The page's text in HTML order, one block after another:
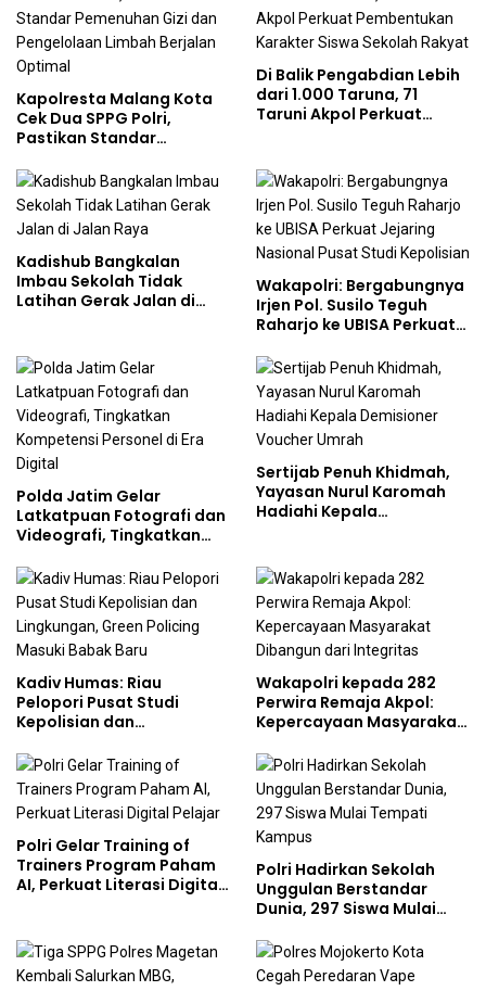
Kapolresta Malang Kota
Cek Dua SPPG Polri,
Pastikan Standar
Pengelolaan Limbah
Berjalan Optimal
Di Balik Pengabdian Lebih
dari 1.000 Taruna, 71
Taruni Akpol Perkuat
Kadishub Bangkalan
Imbau Sekolah Tidak
Latihan Gerak Jalan di
Wakapolri: Bergabungnya
Irjen Pol. Susilo Teguh
Raharjo ke UBISA Perkuat
Studi Kepolisian
Polda Jatim Gelar
Latkatpuan Fotografi dan
Videografi, Tingkatkan
Era Digital
Sertijab Penuh Khidmah,
Yayasan Nurul Karomah
Hadiahi Kepala
Kadiv Humas: Riau
Pelopori Pusat Studi
Kepolisian dan
Policing Masuki Babak
Baru
Wakapolri kepada 282
Perwira Remaja Akpol:
Kepercayaan Masyarakat
Polri Gelar Training of
Trainers Program Paham
AI, Perkuat Literasi Digital
Polri Hadirkan Sekolah
Unggulan Berstandar
Dunia, 297 Siswa Mulai